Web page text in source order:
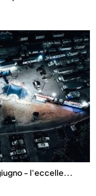
- l'eccelle...